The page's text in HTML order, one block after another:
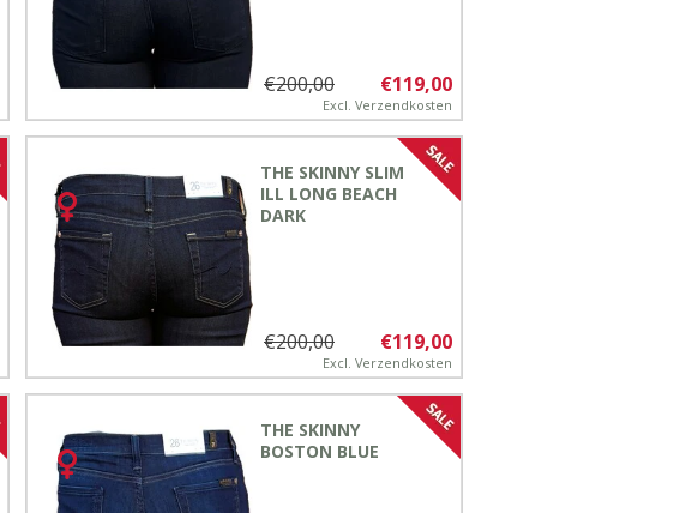
€119,00
€200,00
Excl. Verzendkosten
THE SKINNY SLIM
ILL LONG BEACH
DARK
€119,00
€200,00
Excl. Verzendkosten
THE SKINNY
BOSTON BLUE